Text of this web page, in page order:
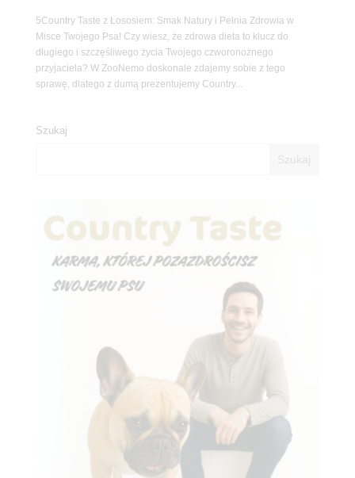
5Country Taste z Łososiem: Smak Natury i Pełnia Zdrowia w
Misce Twojego Psa! Czy wiesz, że zdrowa dieta to klucz do
długiego i szczęśliwego życia Twojego czworonożnego
przyjaciela? W ZooNemo doskonale zdajemy sobie z tego
sprawę, dlatego z dumą prezentujemy Country...
Szukaj